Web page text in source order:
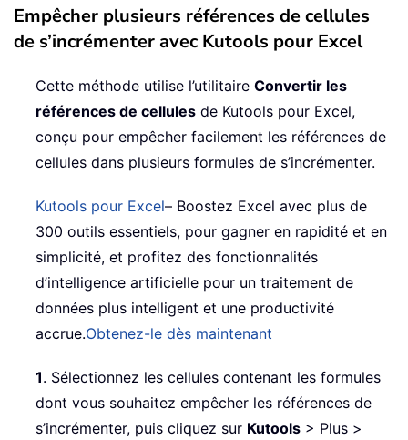
Empêcher plusieurs références de cellules
de s’incrémenter avec Kutools pour Excel
Cette méthode utilise l’utilitaire Convertir les
références de cellules de Kutools pour Excel,
conçu pour empêcher facilement les références de
cellules dans plusieurs formules de s’incrémenter.
Kutools pour Excel– Boostez Excel avec plus de
300 outils essentiels, pour gagner en rapidité et en
simplicité, et profitez des fonctionnalités
d’intelligence artificielle pour un traitement de
données plus intelligent et une productivité
accrue.Obtenez-le dès maintenant
1. Sélectionnez les cellules contenant les formules
dont vous souhaitez empêcher les références de
s’incrémenter, puis cliquez sur Kutools > Plus >